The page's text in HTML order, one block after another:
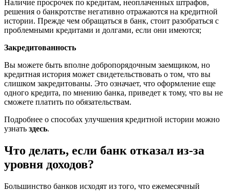
Наличие просрочек по кредитам, неоплаченных штрафов,
решения о банкротстве негативно отражаются на кредитной
истории. Прежде чем обращаться в банк, стоит разобраться с
проблемными кредитами и долгами, если они имеются;
Закредитованность
Вы можете быть вполне добропорядочным заемщиком, но
кредитная история может свидетельствовать о том, что вы
слишком закредитованы. Это означает, что оформление еще
одного кредита, по мнению банка, приведет к тому, что вы не
сможете платить по обязательствам.
Подробнее о способах улучшения кредитной истории можно
узнать здесь.
Что делать, если банк отказал из-за
уровня доходов?
Большинство банков исходят из того, что ежемесячный